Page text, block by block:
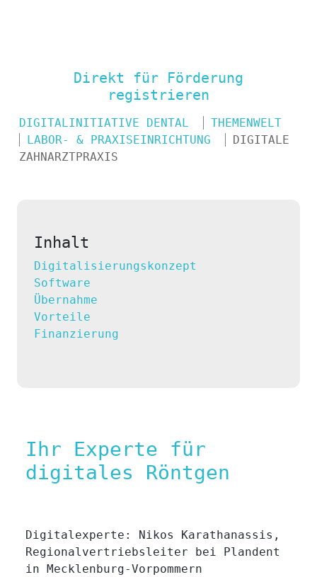
Direkt für Förderung
registrieren
DIGITALINITIATIVE DENTAL
THEMENWELT
LABOR- & PRAXISEINRICHTUNG
DIGITALE
ZAHNARZTPRAXIS
Ihr Experte für
digitales Röntgen
Digitalexperte: Nikos Karathanassis,
Regionalvertriebsleiter bei Plandent
in Mecklenburg-Vorpommern
Inhalt
Digitalisierungskonzept
Software
Übernahme
Vorteile
Finanzierung